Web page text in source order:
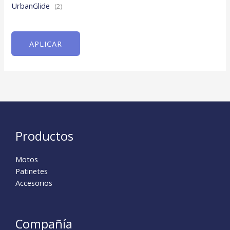
UrbanGlide (2)
APLICAR
Productos
Motos
Patinetes
Accesorios
Compañía